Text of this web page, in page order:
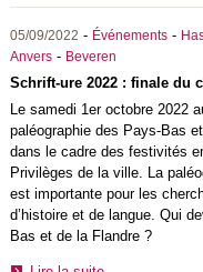
05/09/2022 - Événements-
Anvers- Beveren
Schrift-ure 2022 : finale du
Le samedi 1er octobre 2022
paléographie des Pays-Bas
dans le cadre des festivités
Privilèges de la ville. La
est importante pour les
d’histoire et de langue. Qui
Bas et de la Flandre ?